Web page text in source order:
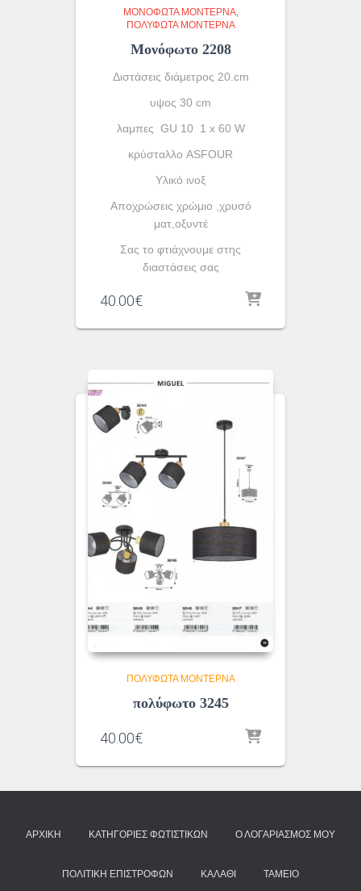
ΜΟΝΌΦΩΤΑ ΜΟΝΤΈΡΝΑ
ΠΟΛΎΦΩΤΑ ΜΟΝΤΈΡΝΑ
Μονόφωτο 2208
Διστάσεις διάμετρος 20.cm
υψος 30 cm
λαμπες GU 10 1 x 60 W
κρύσταλλο ASFOUR
Yλικό ινοξ
Αποχρώσεις χρώμιο ,χρυσό
ματ,οξυντέ
Σας το φτιάχνουμε στης
διαστάσεις σας
40.00€
ΠΟΛΎΦΩΤΑ ΜΟΝΤΈΡΝΑ
πολύφωτο 3245
40.00€
ΑΡΧΙΚΉ ΚΑΤΗΓΟΡΊΕΣ ΦΩΤΙΣΤΙΚΏΝ Ο ΛΟΓΑΡΙΑΣΜΌΣ ΜΟΥ
ΠΟΛΙΤΙΚΉ ΕΠΙΣΤΡΟΦΏΝ ΚΑΛΆΘΙ ΤΑΜΕΊΟ